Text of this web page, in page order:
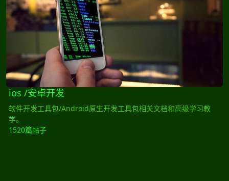
ios /安卓开发
软件开发工具包/Android原生开发工具包相关文档和高级学习教
学。
1520篇帖子